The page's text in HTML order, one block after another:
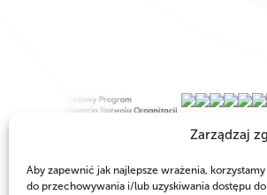
Zarządzaj
Aby zapewnić jak najlepsze wrażenia,
do przechowywania i/lub uzyskiwania dostępu